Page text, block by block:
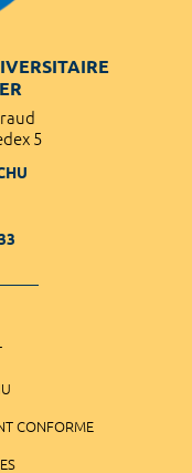
5
CONFORME